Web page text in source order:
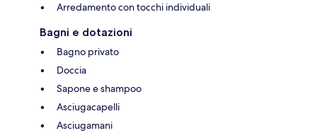
Arredamento con tocchi individuali
Bagni e dotazioni
Bagno privato
Doccia
Sapone e shampoo
Asciugacapelli
Asciugamani